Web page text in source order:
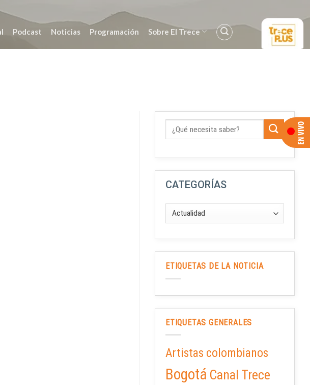
Podcast Noticias Programación Sobre El Trece
CATEGORÍAS
ETIQUETAS DE LA NOTICIA
ETIQUETAS GENERALES
Artistas colombianos
Bogotá Canal Trece